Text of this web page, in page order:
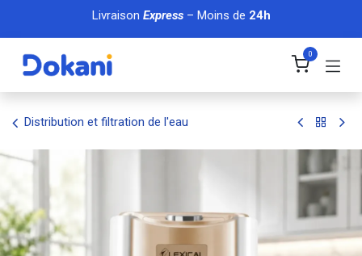
Se rendre au contenu
Livraison Express– Moins de 24h
0
Distribution et filtration de l'eau